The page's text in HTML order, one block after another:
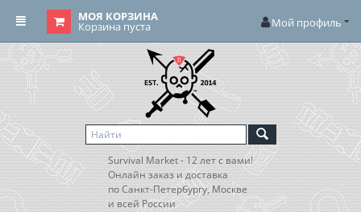
МОЯ КОРЗИНА
Корзина пуста Мой профиль
Survival Market - 12 лет с вами!
Онлайн заказ и доставка
по Санкт-Петербургу, Москве
и всей России